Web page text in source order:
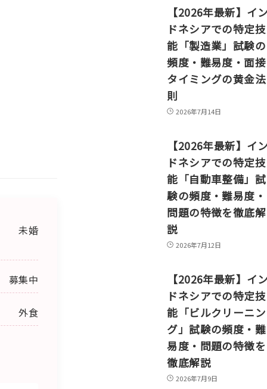
未婚
募集中
外食
【2026年最新】イ
ドネシアでの特定技
能「製造業」試験の
頻度・難易度・面接
タイミングの黄金法
則
2026年7月14日
【2026年最新】イ
ドネシアでの特定技
能「自動車整備」試
験の頻度・難易度・
問題の特徴を徹底解
説
2026年7月12日
【2026年最新】イ
ドネシアでの特定技
能「ビルクリーニン
グ」試験の頻度・難
易度・問題の特徴を
徹底解説
2026年7月9日